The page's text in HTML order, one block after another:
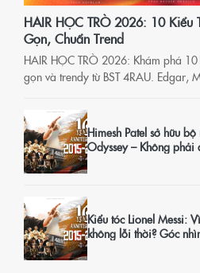
HAIR HỌC TRÒ 2026: 10
Gọn, Chuẩn Trend
HAIR HỌC TRÒ 2026: Khám phá
gọn và trendy từ BST 4RAU. Edgar,
Himesh Patel sở hữu
Odyssey – Không
Kiểu tóc Lionel Messi:
không lỗi thời? Góc